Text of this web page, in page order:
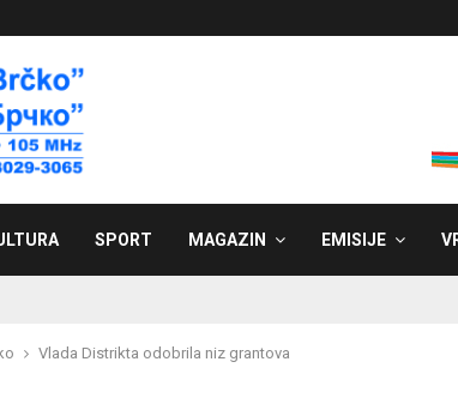
SPORT MAGAZIN EMISIJE
Vlada Distrikta odobrila niz grantova